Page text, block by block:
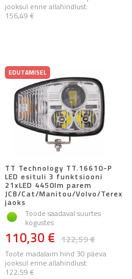
jooksul enne allahindlust:
156,49 €
EDUTAMISEL
TT Technology TT.16610-P
LED esituli 3 funktsiooni
21xLED 4450lm parem
JCB/Cat/Manitou/Volvo/Terex
jaoks
Toode saadaval suurtes
kogustes
122,59 €
110,30 €
Toote madalaim hind 30 päeva
jooksul enne allahindlust:
122,59 €